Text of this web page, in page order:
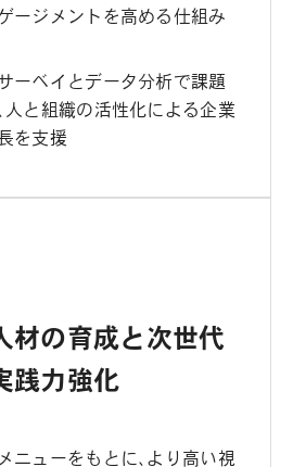
ージメントを高める仕組み
ーベイとデータ分析で課題
人と組織の活性化による企業
を支援
材の育成と次世代
践力強化
ニューをもとに、より高い視